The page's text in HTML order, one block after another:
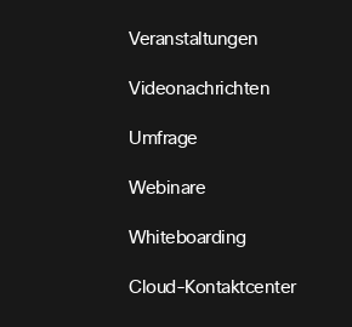
Veranstaltungen
Videonachrichten
Umfrage
Webinare
Whiteboarding
Cloud-Kontaktcenter